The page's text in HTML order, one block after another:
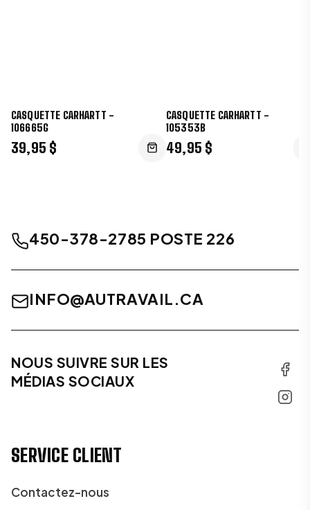
CASQUETTE CARHARTT -
106665G
39,95 $
CASQUETTE CARHARTT -
105353B
49,95 $
450-378-2785 POSTE 226
INFO@AUTRAVAIL.CA
NOUS SUIVRE SUR LES
MÉDIAS SOCIAUX
SERVICE CLIENT
Contactez-nous